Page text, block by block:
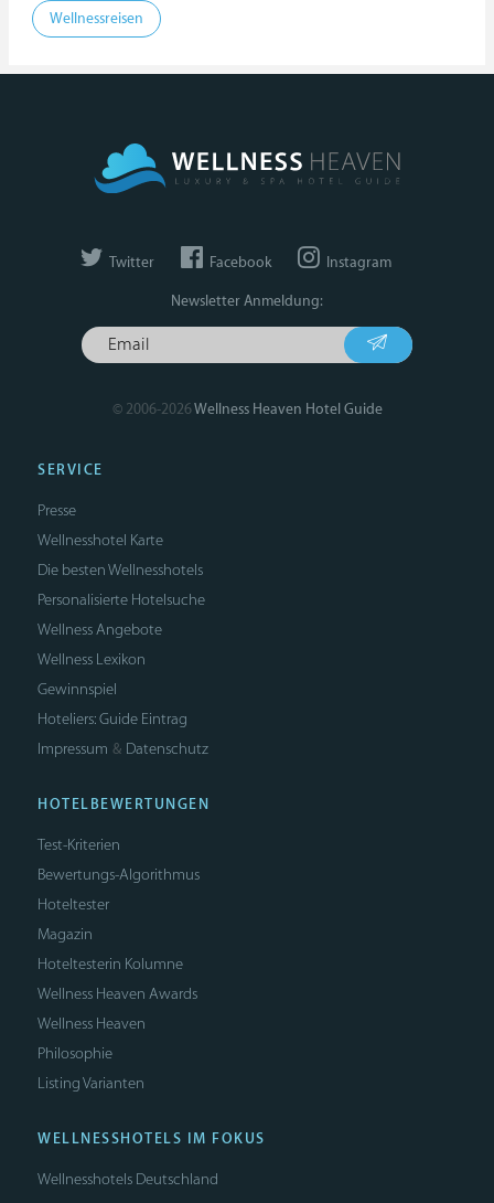
Wellnessreisen
Twitter Facebook Instagram
Newsletter Anmeldung:
© 2006-2026Wellness Heaven Hotel Guide
SERVICE
Presse
Wellnesshotel Karte
Die besten Wellnesshotels
Personalisierte Hotelsuche
Wellness Angebote
Wellness Lexikon
Gewinnspiel
Hoteliers: Guide Eintrag
Impressum & Datenschutz
HOTELBEWERTUNGEN
Test-Kriterien
Bewertungs-Algorithmus
Hoteltester
Magazin
Hoteltesterin Kolumne
Wellness Heaven Awards
Wellness Heaven
Philosophie
Listing Varianten
WELLNESSHOTELS IM FOKUS
Wellnesshotels Deutschland